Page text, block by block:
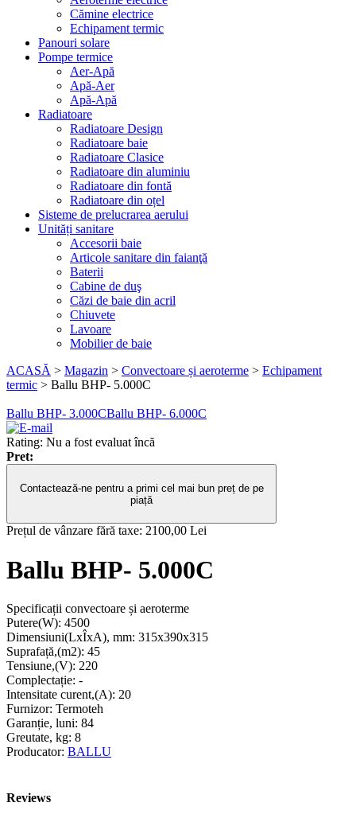
Cămine electrice
Echipament termic
Panouri solare
Pompe termice
Aer-Apă
Apă-Aer
Apă-Apă
Radiatoare
Radiatoare Design
Radiatoare baie
Radiatoare Clasice
Radiatoare din aluminiu
Radiatoare din fontă
Radiatoare din oțel
Sisteme de prelucrarea aerului
Unități sanitare
Accesorii baie
Articole sanitare din faianţă
Baterii
Cabine de duş
Căzi de baie din acril
Chiuvete
Lavoare
Mobilier de baie
ACASĂ > Magazin > Convectoare și aeroterme > Echipament
termic > Ballu BHP- 5.000C
Ballu BHP- 3.000CBallu BHP- 6.000C
Rating: Nu a fost evaluat încă
Pret:
Contactează-ne pentru a primi cel mai bun preț de pe
piață
Prețul de vânzare fără taxe: 2100,00 Lei
Ballu BHP- 5.000C
Specificații convectoare și aeroterme
Putere(W): 4500
Dimensiuni(LxÎxA), mm: 315х390х315
Suprafață,(m2): 45
Tensiune,(V): 220
Complectație: -
Intensitate curent,(A): 20
Furnizor: Termoteh
Garanție, luni: 84
Greutate, kg: 8
Producator: BALLU
Reviews